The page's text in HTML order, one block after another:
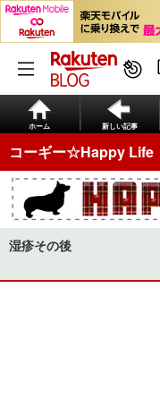
ホーム 新しい記事
コーギー☆Happy Life
湿疹その後